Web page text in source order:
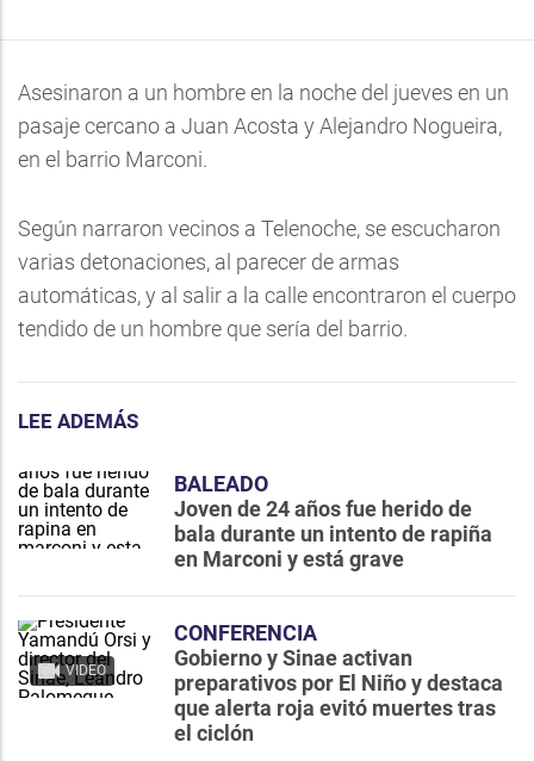
Asesinaron a un hombre en la noche del jueves en un
pasaje cercano a Juan Acosta y Alejandro Nogueira,
en el barrio Marconi.
Según narraron vecinos a Telenoche, se escucharon
varias detonaciones, al parecer de armas
automáticas, y al salir a la calle encontraron el cuerpo
tendido de un hombre que sería del barrio.
LEE ADEMÁS
BALEADO
Joven de 24 años fue herido de
bala durante un intento de rapiña
en Marconi y está grave
VIDEO
CONFERENCIA
Gobierno y Sinae activan
preparativos por El Niño y destaca
que alerta roja evitó muertes tras
el ciclón